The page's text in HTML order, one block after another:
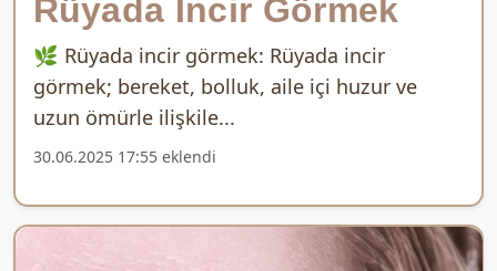
Rüyada İncir Görmek
🌿 Rüyada incir görmek: Rüyada incir
görmek; bereket, bolluk, aile içi huzur ve
uzun ömürle ilişkile...
30.06.2025 17:55 eklendi